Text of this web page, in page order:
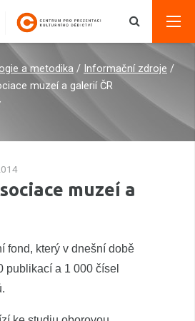
a metodika / Informační zdroje /
muzeí a galerií ČR
muzeí a
fond, který v dnešní době
publikací a 1 000 čísel